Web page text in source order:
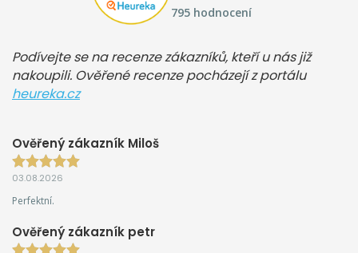
795 hodnocení
Podívejte se na recenze zákazníků, kteří u nás již
nakoupili. Ověřené recenze pocházejí z portálu
heureka.cz
Ověřený zákazník Miloš
03.08.2026
Perfektní.
Ověřený zákazník petr